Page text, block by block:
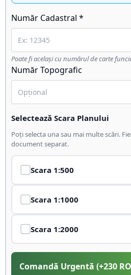
Număr Cadastral *
Poate fi același cu numărul de carte
Număr Topografic
Selectează Scara Planului
Poți selecta una sau mai multe scări.
document separat.
Scara 1:500
Scara 1:1000
Scara 1:2000
Comandă Urgentă (+230